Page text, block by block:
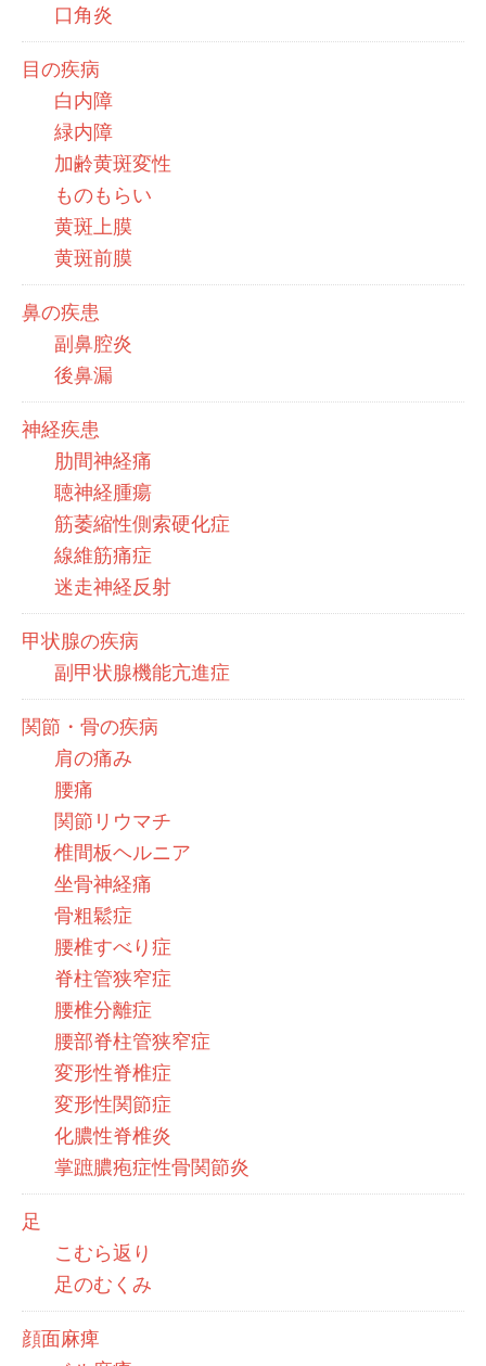
口角炎
目の疾病
白内障
緑内障
加齢黄斑変性
ものもらい
黄斑上膜
黄斑前膜
鼻の疾患
副鼻腔炎
後鼻漏
神経疾患
肋間神経痛
聴神経腫瘍
筋萎縮性側索硬化症
線維筋痛症
迷走神経反射
甲状腺の疾病
副甲状腺機能亢進症
関節・骨の疾病
肩の痛み
腰痛
関節リウマチ
椎間板ヘルニア
坐骨神経痛
骨粗鬆症
腰椎すべり症
脊柱管狭窄症
腰椎分離症
腰部脊柱管狭窄症
変形性脊椎症
変形性関節症
化膿性脊椎炎
掌蹠膿疱症性骨関節炎
足
こむら返り
足のむくみ
顔面麻痺